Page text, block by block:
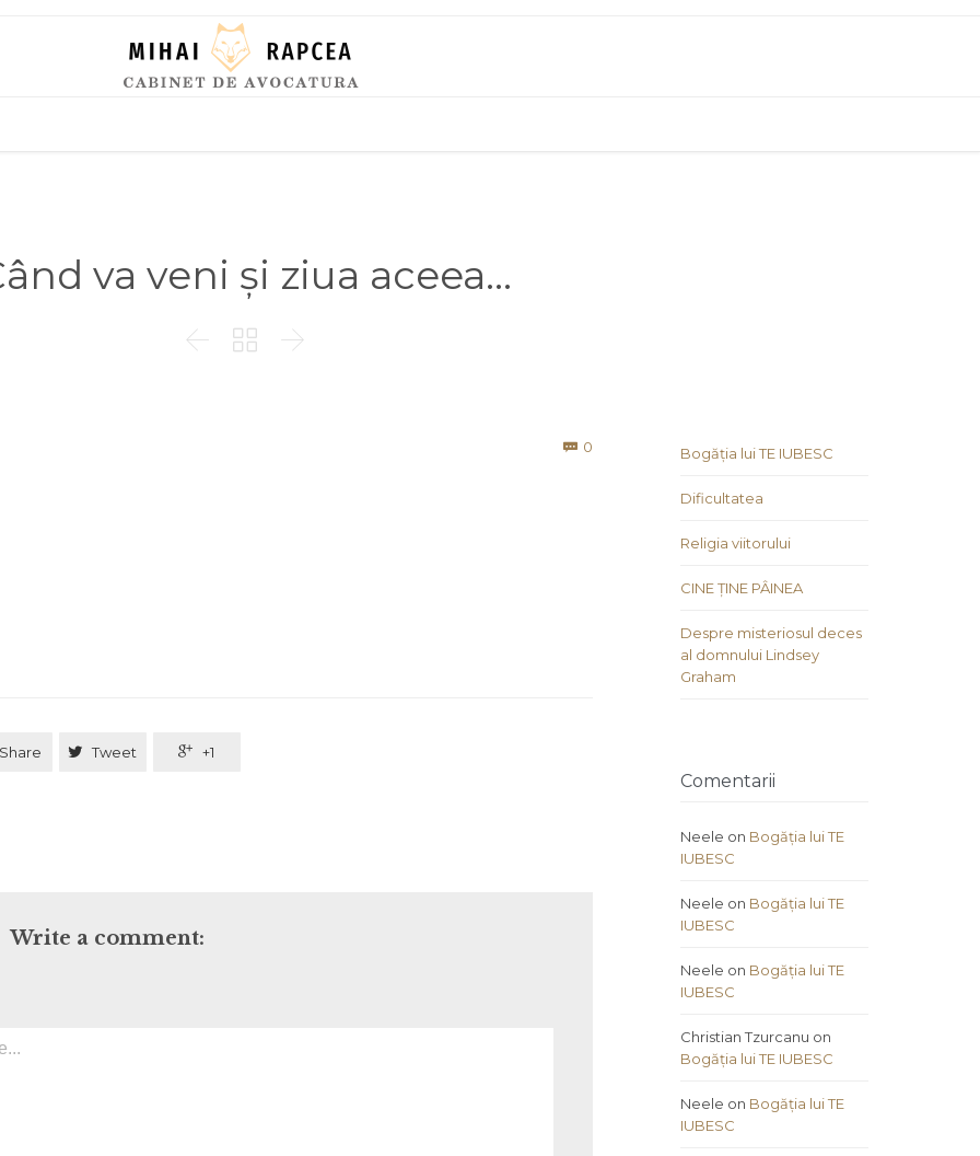
va veni și ziua aceea…
  
 0
Share  Tweet  +1
Write a comment:
Bogăția lui TE IUBESC
Dificultatea
Religia viitorului
CINE ȚINE PÂINEA
Despre misteriosul deces
al domnului Lindsey
Graham
Comentarii
Neele on Bogăția lui TE
IUBESC
Neele on Bogăția lui TE
IUBESC
Neele on Bogăția lui TE
IUBESC
Christian Tzurcanu on
Bogăția lui TE IUBESC
Neele on Bogăția lui TE
IUBESC